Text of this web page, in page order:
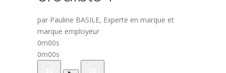
par Pauline BASILE, Experte en marque et
marque employeur
0m00s
0m00s